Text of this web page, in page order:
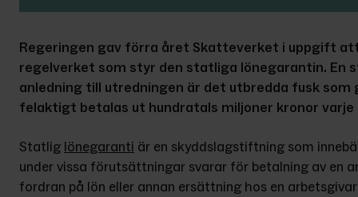
Regeringen gav förra året Skatteverket i uppgift
regelverket som styr den statliga lönegarantin. En
anledning till utredningen är det utbredda fusk
felaktigt betalas ut hundratals miljoner kronor varje
Statlig lönegaranti är en skyddslagstiftning som
under vissa förutsättningar svarar för betalning av en
fordran på lön eller annan ersättning hos en